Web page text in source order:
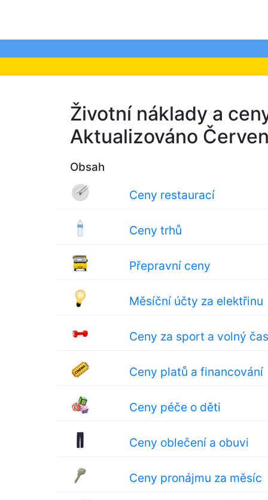
Životní náklady a
Aktualizováno
Obsah
Ceny restaurací
Ceny trhů
Přepravní ceny
Měsíční účty za elektřinu
Ceny za sport a volný čas
Ceny platů a financování
Ceny péče o děti
Ceny oblečení a obuvi
Ceny pronájmu za měsíc